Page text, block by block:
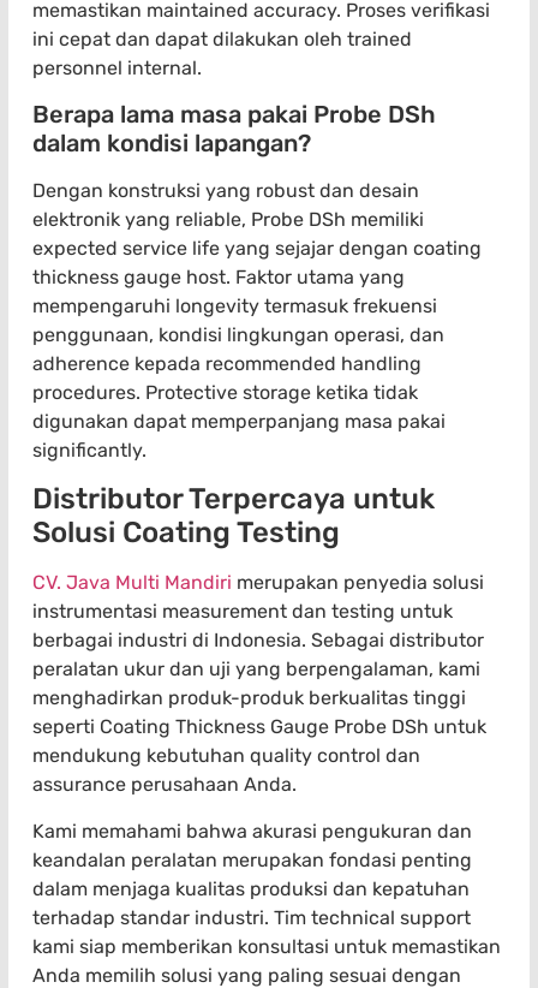
memastikan maintained accuracy. Proses verifikasi
ini cepat dan dapat dilakukan oleh trained
personnel internal.
Berapa lama masa pakai Probe DSh
dalam kondisi lapangan?
Dengan konstruksi yang robust dan desain
elektronik yang reliable, Probe DSh memiliki
expected service life yang sejajar dengan coating
thickness gauge host. Faktor utama yang
mempengaruhi longevity termasuk frekuensi
penggunaan, kondisi lingkungan operasi, dan
adherence kepada recommended handling
procedures. Protective storage ketika tidak
digunakan dapat memperpanjang masa pakai
significantly.
Distributor Terpercaya untuk
Solusi Coating Testing
CV. Java Multi Mandiri merupakan penyedia solusi
instrumentasi measurement dan testing untuk
berbagai industri di Indonesia. Sebagai distributor
peralatan ukur dan uji yang berpengalaman, kami
menghadirkan produk-produk berkualitas tinggi
seperti Coating Thickness Gauge Probe DSh untuk
mendukung kebutuhan quality control dan
assurance perusahaan Anda.
Kami memahami bahwa akurasi pengukuran dan
keandalan peralatan merupakan fondasi penting
dalam menjaga kualitas produksi dan kepatuhan
terhadap standar industri. Tim technical support
kami siap memberikan konsultasi untuk memastikan
Anda memilih solusi yang paling sesuai dengan